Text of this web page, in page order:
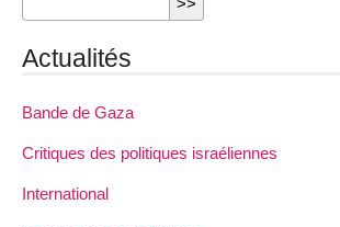
Actualités
Bande de Gaza
Critiques des politiques israéliennes
International